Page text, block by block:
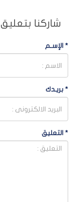
شاركنا بتعليق
* الإسـم
* بريـدك
* التعليق